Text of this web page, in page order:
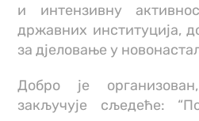
и интензивну
државних институција,
за дјеловање у
Добро је
закључује сљедеће: